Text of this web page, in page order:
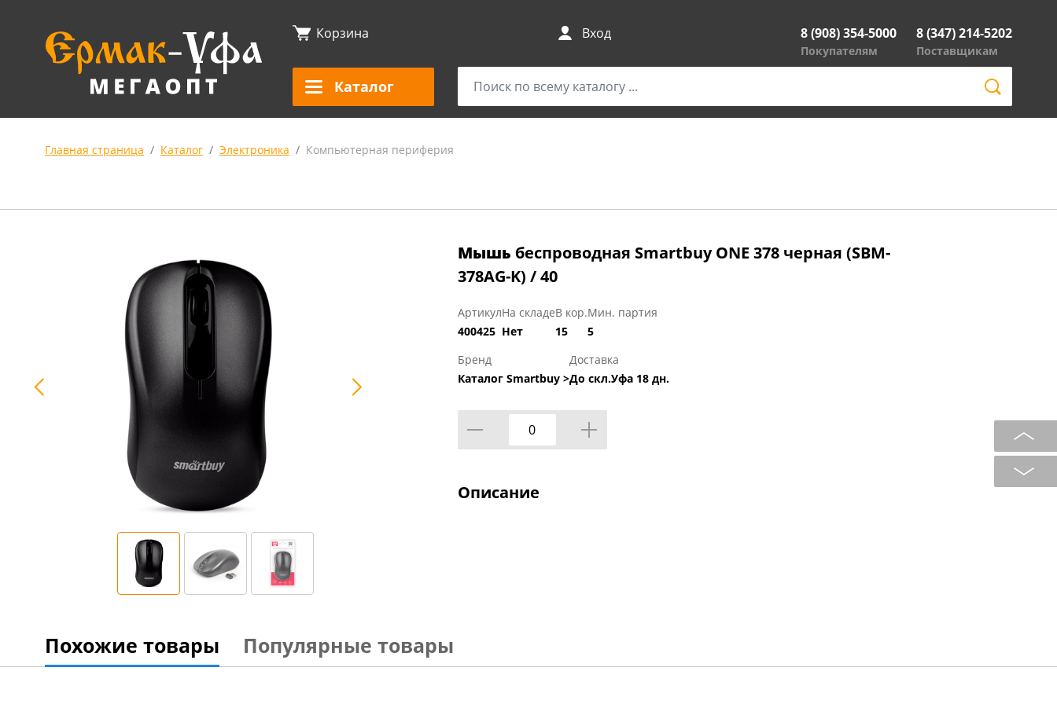
Корзина Вход 8 (908) 354-5000
Покупателям
8 (347) 214-5202
Поставщикам
Каталог
Главная страница Каталог Электроника Компьютерная периферия
Мышь беспроводная Smartbuy ONE 378 черная (SBM-
378AG-K) / 40
Артикул
400425
На складе
Нет
В кор.
15
Мин. партия
5
Бренд
Каталог Smartbuy >
Доставка
До скл.Уфа 18 дн.
Описание
Похожие товары Популярные товары